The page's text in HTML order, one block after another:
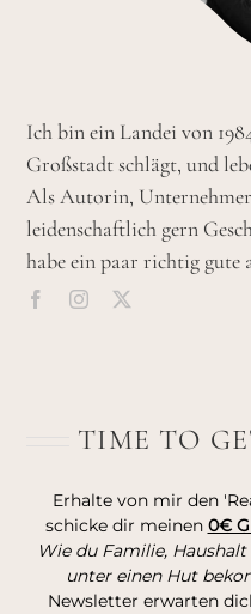
Ich bin ein Landei von
Großstadt schlägt, und
Als Autorin,
leidenschaftlich gern
habe ein paar richtig gute
TIME TO
Erhalte von mir den
schicke dir meinen 0€
Wie du Familie,
unter einen Hut
Newsletter erwarten